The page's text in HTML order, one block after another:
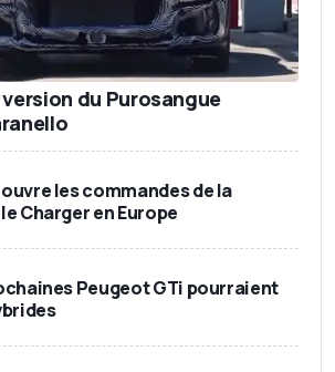
du Purosangue
les commandes de la
Charger en Europe
Peugeot GTi pourraient